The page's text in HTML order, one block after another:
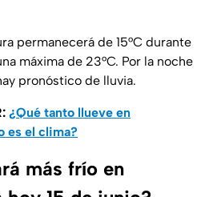
permanecerá de 15°C durante
máxima de 23°C. Por la noche
pronóstico de lluvia.
¿Qué tanto llueve en
es el clima?
más frío en